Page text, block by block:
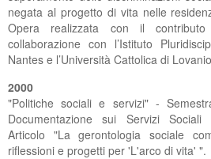
negata al progetto di vita nelle
Opera realizzata con il contributo
collaborazione con l’Istituto
Nantes e l’Università Cattolica di
2000
"Politiche sociali e servizi" -
Documentazione sui Servizi
Articolo "La gerontologia sociale
riflessioni e progetti per 'L'arco di vita' ".